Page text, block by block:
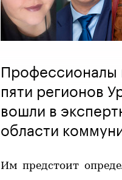
Профессионалы
пяти регионов
вошли в
области
Им предстоит